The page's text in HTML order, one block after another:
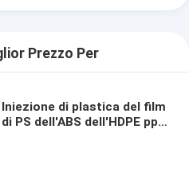
Prezzo Per
Iniezione di plastica del film
di PS dell'ABS dell'HDPE pp